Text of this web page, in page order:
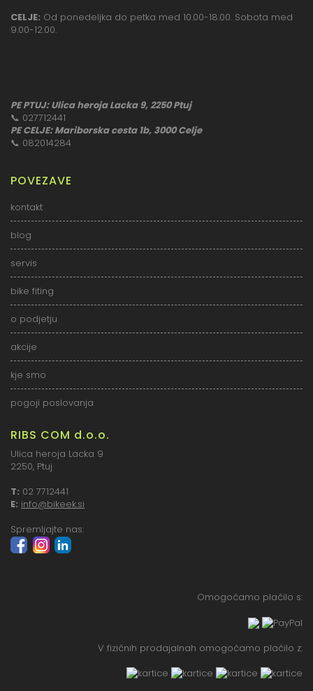
CELJE: Od ponedeljka do petka med 10.00-18.00. Sobota med
9.00-12.00.
PE PTUJ: Ulica heroja Lacka 9, 2250 Ptuj
📞 027712441
PE CELJE: Mariborska cesta 1b, 3000 Celje
📞 082014284
POVEZAVE
kontakt
blog
servis
bike fiting
o podjetju
akcije
kje smo
pogoji poslovanja
RIBS COM d.o.o.
Ulica heroja Lacka 9
2250, Ptuj
T: 02 7712441
E: info@bikeek.si
Spremljajte nas:
Omogočamo plačilo s:
V fizičnih prodajalnah omogočamo plačilo z: